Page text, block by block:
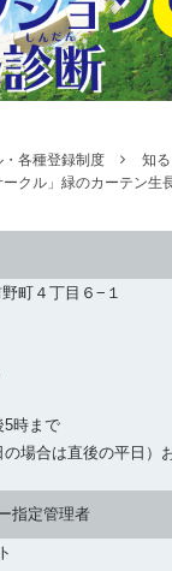
各種登録制度
知
ークル」緑のカーテン生
町４丁目６−１
5時まで
場合は直後の平日）
指定管理者